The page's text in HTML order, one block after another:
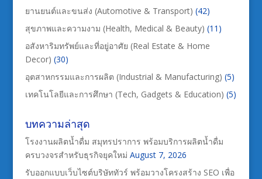
ยานยนต์และขนส่ง (Automotive & Transport) (42)
สุขภาพและความงาม (Health, Medical & Beauty) (11)
อสังหาริมทรัพย์และที่อยู่อาศัย (Real Estate & Home
Decor) (30)
อุตสาหกรรมและการผลิต (Industrial & Manufacturing) (5)
เทคโนโลยีและการศึกษา (Tech, Gadgets & Education) (5)
บทความล่าสุด
โรงงานผลิตน้ำดื่ม สมุทรปราการ พร้อมบริการผลิตน้ำดื่ม
ครบวงจรสำหรับธุรกิจยุคใหม่ August 7, 2026
รับออกแบบเว็บไซต์บริษัททัวร์ พร้อมวางโครงสร้าง SEO เพื่อ